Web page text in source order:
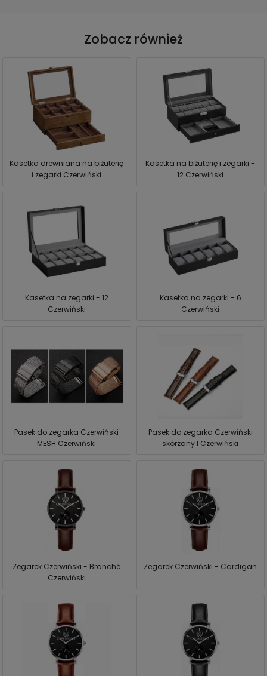
Zobacz również
Kasetka drewniana na biżuterię
i zegarki Czerwiński
Kasetka na biżuterię i zegarki -
12 Czerwiński
Kasetka na zegarki - 12
Czerwiński
Kasetka na zegarki - 6
Czerwiński
Pasek do zegarka Czerwiński
MESH Czerwiński
Pasek do zegarka Czerwiński
skórzany I Czerwiński
Zegarek Czerwiński - Branché
Czerwiński
Zegarek Czerwiński - Cardigan